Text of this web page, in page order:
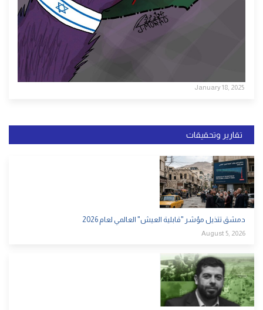
January 18, 2025
تقارير وتحقيقات
دمشق تتذيل مؤشر "قابلية العيش" العالمي لعام 2026
August 5, 2026